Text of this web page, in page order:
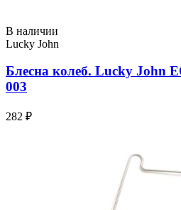
В наличии
Lucky John
Блесна колеб. Lucky John
003
282 ₽